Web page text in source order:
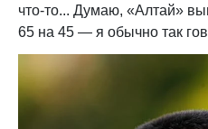
что-то... Думаю, «Алтай»
65 на 45 — я обычно так